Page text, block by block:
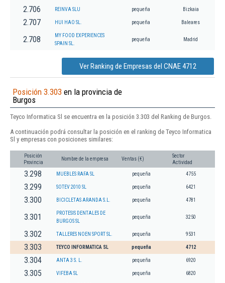
2.706 REINVA SLU pequeña Bizkaia
2.707 HUI HAO SL. pequeña Baleares
2.708
MY FOOD EXPERIENCES
SPAIN SL.
pequeña Madrid
Ver Ranking de Empresas del CNAE 4712
Posición 3.303 en la provincia de
Burgos
Teyco Informatica Sl se encuentra en la posición 3.303 del Ranking de Burgos.
A continuación podrá consultar la posición en el ranking de Teyco Informatica
Sl y empresas con posiciones similares:
Posición
Provincia
Nombre de la empresa Ventas (€)
Sector
Actividad
3.298 MUEBLES RAFA SL pequeña 4755
3.299 SOTEV 2010 SL pequeña 6421
3.300 BICICLETAS ARANDA S.L. pequeña 4781
3.301
PROTESIS DENTALES DE
BURGOS SL
pequeña 3250
3.302 TALLERES NOEN SPORT SL. pequeña 9531
3.303 TEYCO INFORMATICA SL pequeña 4712
3.304 ANTA 3 S. L. pequeña 6920
3.305 VIFEBA SL pequeña 6820